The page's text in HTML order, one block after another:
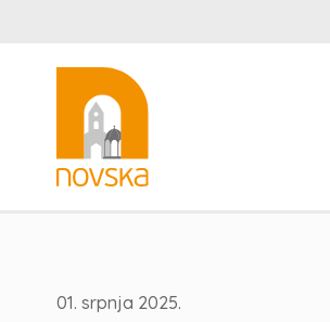
01. srpnja 2025.